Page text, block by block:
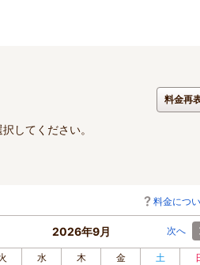
料金再
してください。
料金につ
2026年9月 次へ
水 木 金 土